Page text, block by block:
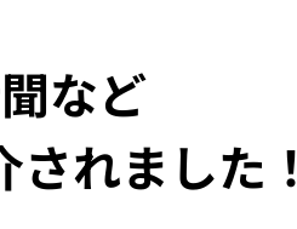
など
れました！